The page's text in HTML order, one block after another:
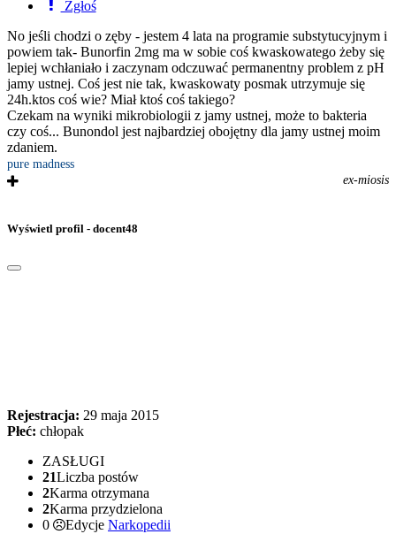
Zgłoś
No jeśli chodzi o zęby - jestem 4 lata na programie substytucyjnym i
powiem tak- Bunorfin 2mg ma w sobie coś kwaskowatego żeby się
lepiej wchłaniało i zaczynam odczuwać permanentny problem z pH
jamy ustnej. Coś jest nie tak, kwaskowaty posmak utrzymuje się
24h.ktos coś wie? Miał ktoś coś takiego?
Czekam na wyniki mikrobiologii z jamy ustnej, może to bakteria
czy coś... Bunondol jest najbardziej obojętny dla jamy ustnej moim
zdaniem.
pure madness
ex-miosis
Wyświetl profil - docent48
Rejestracja: 29 maja 2015
Płeć: chłopak
ZASŁUGI
21Liczba postów
2Karma otrzymana
2Karma przydzielona
0
Edycje Narkopedii